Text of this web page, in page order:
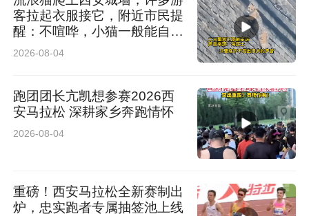
客拉起衣服接它，附近市民提
醒：不喧哗，小猫一般能自行
脱困
2026-08-04
跑团团长亢凯想参赛2026西
安马拉松 深耕家乡奔跑情怀
2026-08-04
重磅！西安马拉松全新赛制出
炉，忠实跑者专属抽签池上线